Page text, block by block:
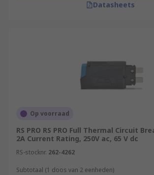
Datasheets
Op voorraad
RS PRO RS PRO Full Thermal Circuit
2A Current Rating, 250V ac, 65 V dc
RS-stocknr. 262-4262
Subtotaal (1 doos van 2 eenheden)